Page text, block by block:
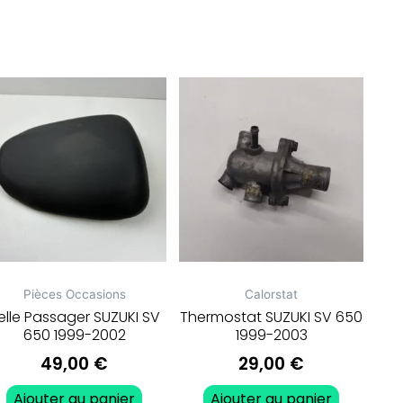
Pièces Occasions
Passager SUZUKI SV
650 1999-2002
49,00 €
Calorstat
Thermostat SUZUKI SV 650
1999-2003
29,00 €